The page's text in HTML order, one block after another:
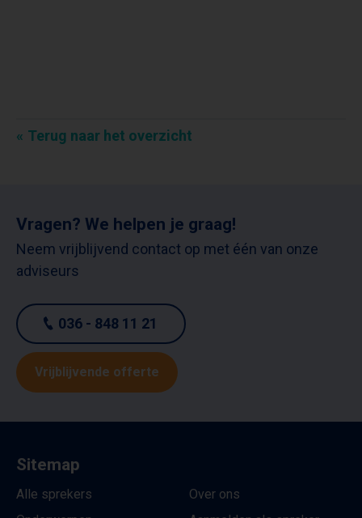
Terug naar het overzicht
Vragen? We helpen je graag!
Neem vrijblijvend contact op met één van onze
adviseurs
036 - 848 11 21
Vrijblijvende offerte
Sitemap
Alle sprekers
Over ons